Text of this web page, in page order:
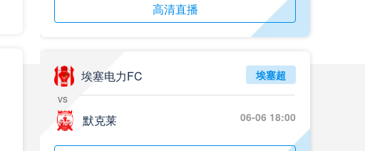
标签
2024年5月21日 足协杯第3轮
标签
2024年5月21日
标签
比赛录像
高清直播
埃塞电力FC
vs
默克莱
埃塞超
06-06 18:00